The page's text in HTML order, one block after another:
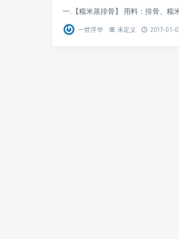
一.【糯米蒸排骨】 用料：排骨、糯
一世浮华 未定义 2017-01-